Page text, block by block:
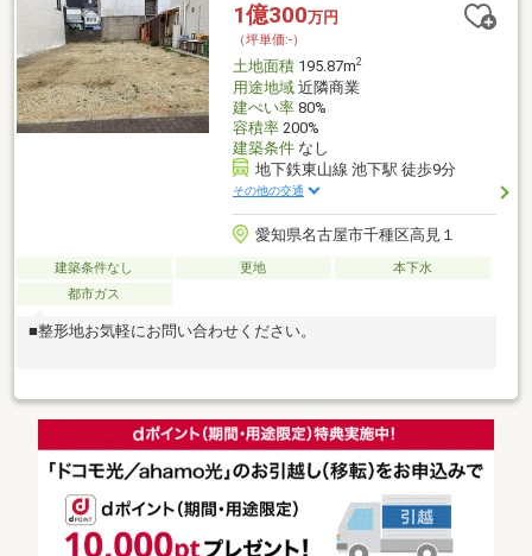
1億300万円
（坪単価:-）
土地面積195.87m2
用途地域近隣商業
建ぺい率80%
容積率200%
建築条件なし
地下鉄東山線 池下駅 徒歩9分
その他の交通
愛知県名古屋市千種区高見１
建築条件なし 更地
本下水
都市ガス
■整形地お気軽にお問い合わせください。